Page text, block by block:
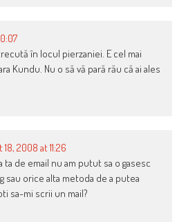
în locul pierzaniei. E cel mai
Kundu. Nu o să vă pară rău că ai ales
2008 at 11:26
ta de email nu am putut sa o gasesc
sau orice alta metoda de a putea
sa-mi scrii un mail?